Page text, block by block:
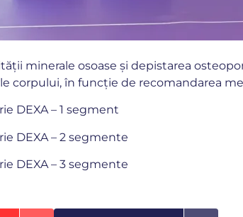
minerale osoase și depistarea
corpului, în funcție de recomandarea
DEXA – 1 segment
DEXA – 2 segmente
DEXA – 3 segmente